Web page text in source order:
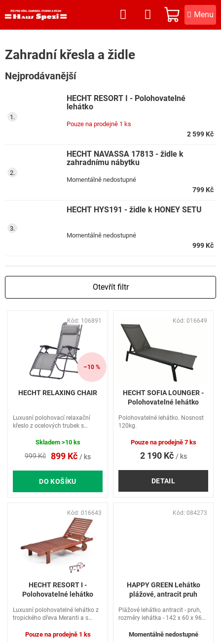
na
NÁKUPNÍ
KOŠÍK
Zahradní křesla a židle
Nejprodávanější
HECHT RESORT I - Polohovatelné
lehátko
Pouze na prodejně 1 ks
2 599 Kč
HECHT NAVASSA 17813 - židle k
zahradnímu nábytku
Momentálně nedostupné
799 Kč
HECHT HYS191 - židle k HONEY SETU
Momentálně nedostupné
999 Kč
Otevřít filtr
–10 %
HECHT RELAXING CHAIR
999 Kč 899 Kč / ks
DO KOŠÍKU
Luxusní polohovací relaxační
křeslo z ocelových trubek s
zahradní kryté plochy a interiéry.
prostředí. Nosnost 120kg.
Skladem >10 ks
Kód: 106891
HECHT SOFIA LOUNGER -
Polohovatelné lehátko
2 190 Kč / ks
DETAIL
Polohovatelné lehátko. Nosnost
120kg.
Pouze na prodejně 7 ks
Kód: 016649
HECHT RESORT I -
Polohovatelné lehátko
Luxusní polohovatelné lehátko z
tropického dřeva Meranti a s
100kg.Pouze na prodejně 1 ks
Kód: 016643
HAPPY GREEN Lehátko
plážové, antracit pruh
Plážové lehátko antracit - pruh,
rozměry lehátka - 142 x 60 x 96
plastovými doplňky, různé barvy
Momentálně nedostupné
Kód: 084273